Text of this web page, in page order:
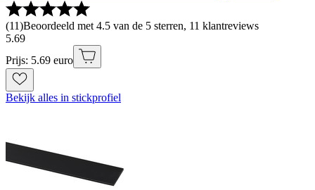
(11)Beoordeeld met 4.5 van de 5 sterren, 11 klantreviews
5.69
Prijs: 5.69 euro
Bekijk alles in stickprofiel